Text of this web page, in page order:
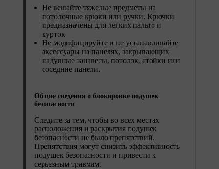
Не вешайте тяжелые предметы на
потолочные крюки или ручки. Крючки
предназначены для легких пальто и
курток.
Не модифицируйте и не устанавливайте
аксессуары на панелях, закрывающих
надувные занавесы, потолок, стойки или
соседние панели.
Общие сведения о блокировке подушек
безопасности
Следите за тем, чтобы во всех местах
расположения и раскрытия подушек
безопасности не было препятствий.
Препятствия могут снизить эффективность
подушек безопасности и привести к
серьезным травмам.